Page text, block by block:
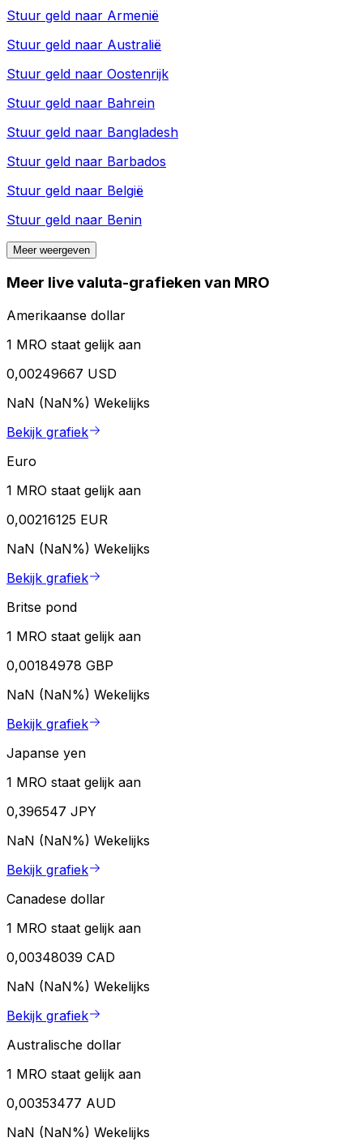
Stuur geld naar Armenië
Stuur geld naar Australië
Stuur geld naar Oostenrijk
Stuur geld naar Bahrein
Stuur geld naar Bangladesh
Stuur geld naar Barbados
Stuur geld naar België
Stuur geld naar Benin
Meer weergeven
Meer live valuta-grafieken van MRO
Amerikaanse dollar
1 MRO staat gelijk aan
0,00249667 USD
NaN (NaN%) Wekelijks
Bekijk grafiek
Euro
1 MRO staat gelijk aan
0,00216125 EUR
NaN (NaN%) Wekelijks
Bekijk grafiek
Britse pond
1 MRO staat gelijk aan
0,00184978 GBP
NaN (NaN%) Wekelijks
Bekijk grafiek
Japanse yen
1 MRO staat gelijk aan
0,396547 JPY
NaN (NaN%) Wekelijks
Bekijk grafiek
Canadese dollar
1 MRO staat gelijk aan
0,00348039 CAD
NaN (NaN%) Wekelijks
Bekijk grafiek
Australische dollar
1 MRO staat gelijk aan
0,00353477 AUD
NaN (NaN%) Wekelijks